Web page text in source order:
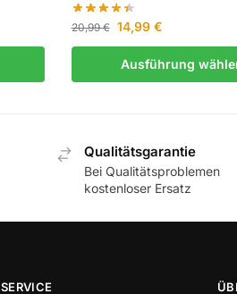
20,99€ 14,99 €
Ausführung
Qualitätsgarantie
Bei Qualitätsproblemen
kostenloser Ersatz
SERVICE